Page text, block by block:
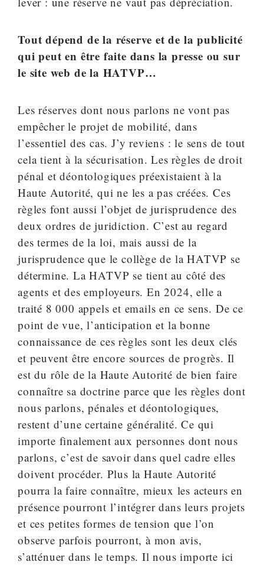
Tout dépend de la réserve et de la publicité
qui peut en être faite dans la presse ou sur
le site web de la HATVP…
Les réserves dont nous parlons ne vont pas
empêcher le projet de mobilité, dans
l’essentiel des cas. J’y reviens : le sens de tout
cela tient à la sécurisation. Les règles de droit
pénal et déontologiques préexistaient à la
Haute Autorité, qui ne les a pas créées. Ces
règles font aussi l’objet de jurisprudence des
deux ordres de juridiction. C’est au regard
des termes de la loi, mais aussi de la
jurisprudence que le collège de la HATVP se
détermine. La HATVP se tient au côté des
agents et des employeurs. En 2024, elle a
traité 8 000 appels et emails en ce sens. De ce
point de vue, l’anticipation et la bonne
connaissance de ces règles sont les deux clés
et peuvent être encore sources de progrès. Il
est du rôle de la Haute Autorité de bien faire
connaître sa doctrine parce que les règles dont
nous parlons, pénales et déontologiques,
restent d’une certaine généralité. Ce qui
importe finalement aux personnes dont nous
parlons, c’est de savoir dans quel cadre elles
doivent procéder. Plus la Haute Autorité
pourra la faire connaître, mieux les acteurs en
présence pourront l’intégrer dans leurs projets
et ces petites formes de tension que l’on
observe parfois pourront, à mon avis,
s’atténuer dans le temps. Il nous importe ici